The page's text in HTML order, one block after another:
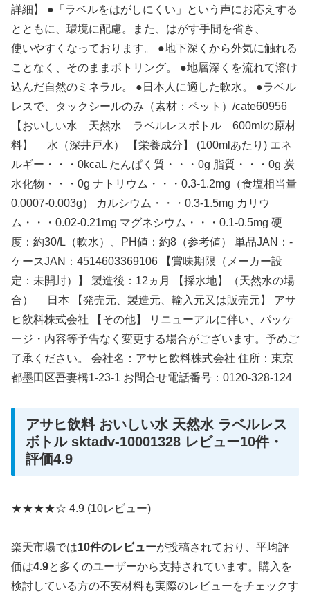
詳細】 ●「ラベルをはがしにくい」という声にお応えする
とともに、環境に配慮。また、はがす手間を省き、
使いやすくなっております。 ●地下深くから外気に触れる
ことなく、そのままボトリング。 ●地層深くを流れて溶け
込んだ自然のミネラル。 ●日本人に適した軟水。 ●ラベル
レスで、タックシールのみ（素材：ペット）/cate60956
【おいしい水 天然水 ラベルレスボトル 600mlの原材
料】 水（深井戸水） 【栄養成分】 (100mlあたり) エネ
ルギー・・・0kcaL たんぱく質・・・0g 脂質・・・0g 炭
水化物・・・0g ナトリウム・・・0.3-1.2mg（食塩相当量
0.0007-0.003g） カルシウム・・・0.3-1.5mg カリウ
ム・・・0.02-0.21mg マグネシウム・・・0.1-0.5mg 硬
度：約30/L（軟水）、PH値：約8（参考値） 単品JAN：-
ケースJAN：4514603369106 【賞味期限（メーカー設
定：未開封）】 製造後：12ヵ月 【採水地】（天然水の場
合） 日本 【発売元、製造元、輸入元又は販売元】 アサ
ヒ飲料株式会社 【その他】 リニューアルに伴い、パッケ
ージ・内容等予告なく変更する場合がございます。予めご
了承ください。 会社名：アサヒ飲料株式会社 住所：東京
都墨田区吾妻橋1-23-1 お問合せ電話番号：0120-328-124
アサヒ飲料 おいしい水 天然水 ラベルレス
ボトル sktadv-10001328 レビュー10件・
評価4.9
★★★★☆ 4.9 (10レビュー)
楽天市場では10件のレビューが投稿されており、平均評
価は4.9と多くのユーザーから支持されています。購入を
検討している方の不安材料も実際のレビューをチェックす